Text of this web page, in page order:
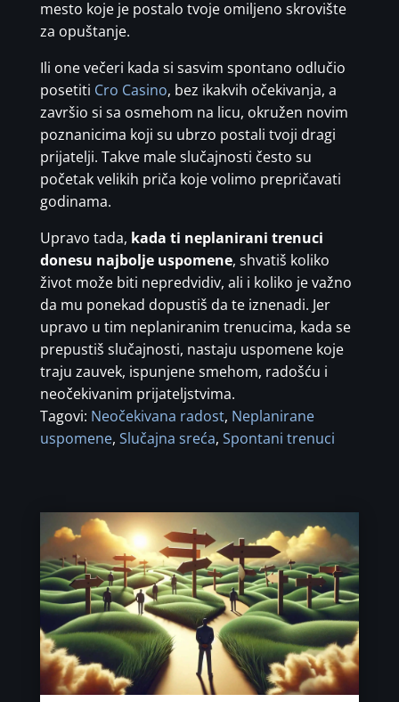
mesto koje je postalo tvoje omiljeno skrovište
za opuštanje.
Ili one večeri kada si sasvim spontano odlučio
posetiti Cro Casino, bez ikakvih očekivanja, a
završio si sa osmehom na licu, okružen novim
poznanicima koji su ubrzo postali tvoji dragi
prijatelji. Takve male slučajnosti često su
početak velikih priča koje volimo prepričavati
godinama.
Upravo tada, kada ti neplanirani trenuci
donesu najbolje uspomene, shvatiš koliko
život može biti nepredvidiv, ali i koliko je važno
da mu ponekad dopustiš da te iznenadi. Jer
upravo u tim neplaniranim trenucima, kada se
prepustiš slučajnosti, nastaju uspomene koje
traju zauvek, ispunjene smehom, radošću i
neočekivanim prijateljstvima.
Tagovi: Neočekivana radost, Neplanirane
uspomene, Slučajna sreća, Spontani trenuci